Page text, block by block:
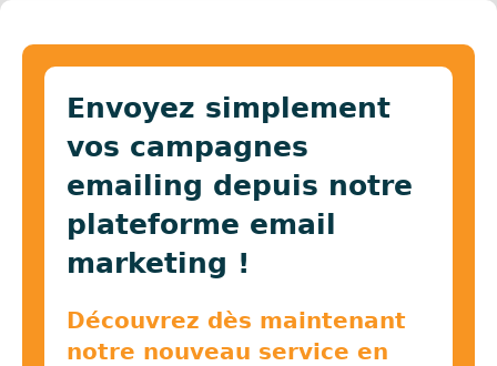
Envoyez simplement
vos campagnes
emailing depuis notre
plateforme email
marketing !
Découvrez dès maintenant
notre nouveau service en